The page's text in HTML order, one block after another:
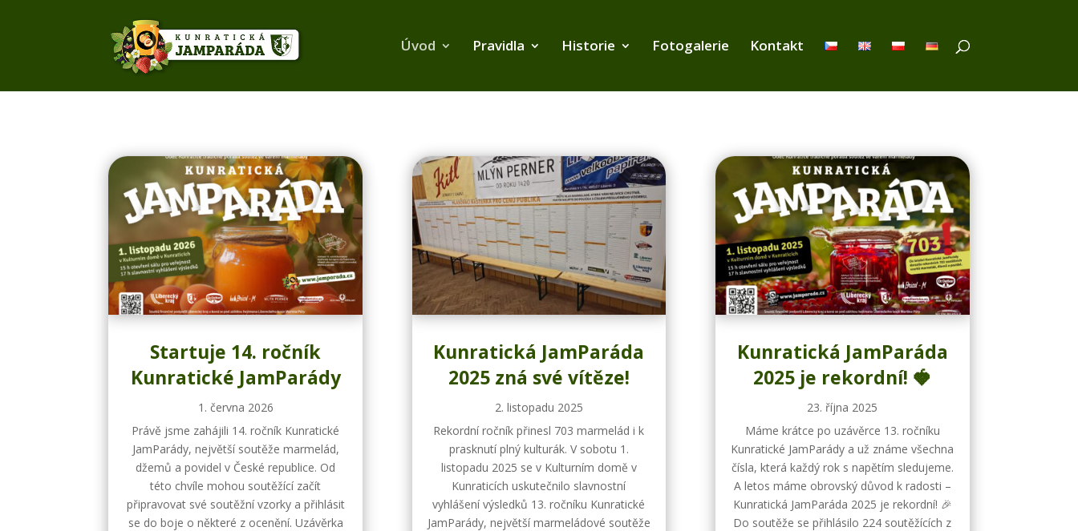
Úvod Pravidla Historie Fotogalerie Kontakt
Startuje 14. ročník
Kunratické JamParády
1. června 2026
Právě jsme zahájili 14. ročník Kunratické
JamParády, největší soutěže marmelád,
džemů a povidel v České republice. Od
této chvíle mohou soutěžící začít
připravovat své soutěžní vzorky a přihlásit
se do boje o některé z ocenění. Uzávěrka
Kunratická JamParáda
2025 zná své vítěze!
2. listopadu 2025
Rekordní ročník přinesl 703 marmelád i k
prasknutí plný kulturák. V sobotu 1.
listopadu 2025 se v Kulturním domě v
Kunraticích uskutečnilo slavnostní
vyhlášení výsledků 13. ročníku Kunratické
JamParády, největší marmeládové soutěže
Kunratická JamParáda
2025 je rekordní! 🍓
23. října 2025
Máme krátce po uzávěrce 13. ročníku
Kunratické JamParády a už známe všechna
čísla, která každý rok s napětím sledujeme.
A letos máme obrovský důvod k radosti –
Kunratická JamParáda 2025 je rekordní! 🎉
Do soutěže se přihlásilo 224 soutěžících z